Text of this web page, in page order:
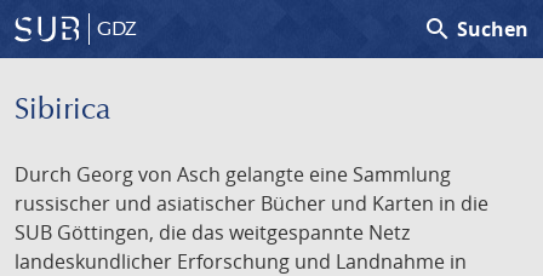
GDZ search Suchen
Sibirica
Durch Georg von Asch gelangte eine Sammlung
russischer und asiatischer Bücher und Karten in die
SUB Göttingen, die das weitgespannte Netz
landeskundlicher Erforschung und Landnahme in